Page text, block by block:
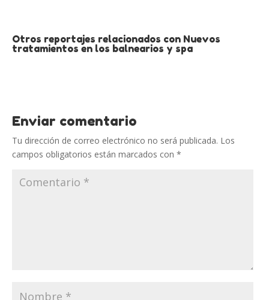
Otros reportajes relacionados con Nuevos
tratamientos en los balnearios y spa
Enviar comentario
Tu dirección de correo electrónico no será publicada. Los
campos obligatorios están marcados con *